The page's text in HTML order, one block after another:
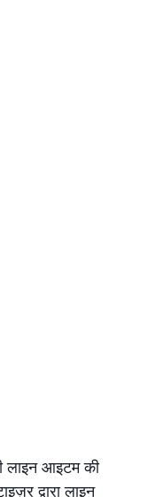
लाइन आइटम की
द्वारा लाइन